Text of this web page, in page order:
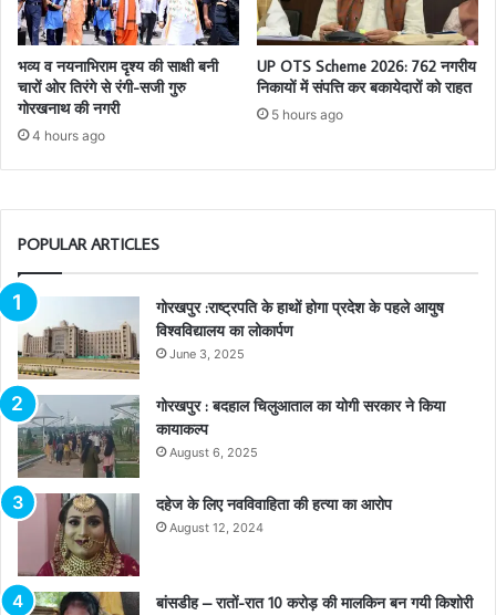
भव्य व नयनाभिराम दृश्य की साक्षी बनी
चारों ओर तिरंगे से रंगी-सजी गुरु
गोरखनाथ की नगरी
4 hours ago
UP OTS Scheme 2026: 762 नगरीय
निकायों में संपत्ति कर बकायेदारों को राहत
5 hours ago
POPULAR ARTICLES
गोरखपुर :राष्ट्रपति के हाथों होगा प्रदेश के पहले आयुष
विश्वविद्यालय का लोकार्पण
June 3, 2025
गोरखपुर : बदहाल चिलुआताल का योगी सरकार ने किया
कायाकल्प
August 6, 2025
दहेज के लिए नवविवाहिता की हत्या का आरोप
August 12, 2024
बांसडीह – रातों-रात 10 करोड़ की मालकिन बन गयी किशोरी